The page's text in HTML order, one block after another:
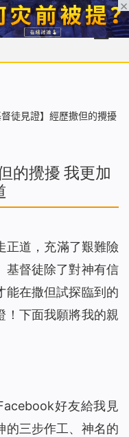
見證 信仰解答 聖經
督徒見證】經歷撒但的攪擾
的攪擾 我更加
正道，充滿了艱難險
基督徒除了對神有信
能在撒但試探臨到的
！下面我願將我的親
好友給我見
的三步作工、神名的